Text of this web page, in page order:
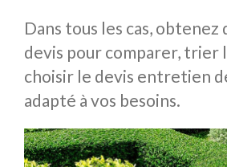
Dans tous les cas, obtenez
devis pour comparer, trier
choisir le devis entretien
adapté à vos besoins.